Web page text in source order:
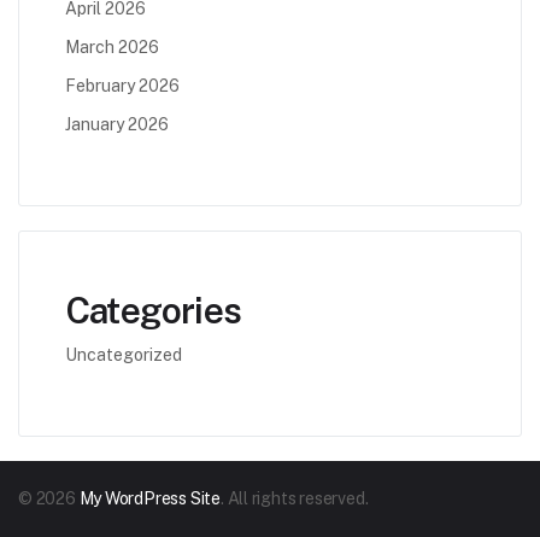
April 2026
March 2026
February 2026
January 2026
Categories
Uncategorized
© 2026 My WordPress Site. All rights reserved.